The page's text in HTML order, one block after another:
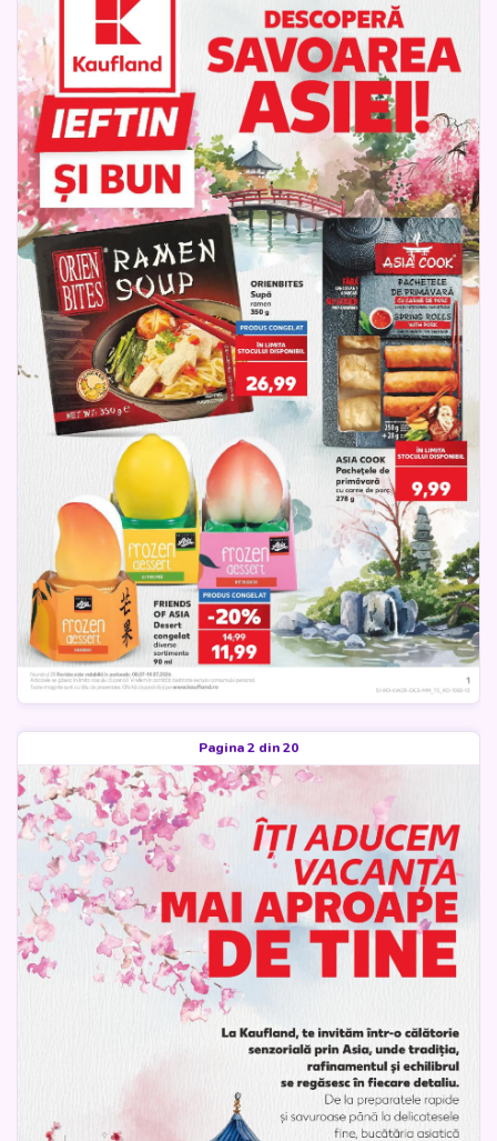
cumpărătorii pot vedea rapid ofertele curente și pot alege
mai ușor produsele care li se potrivesc. Revista este la un
click distanță și transformă cumpărăturile într-o experiență
simplă, practică și plină de gust.
Pagina 2 din 20